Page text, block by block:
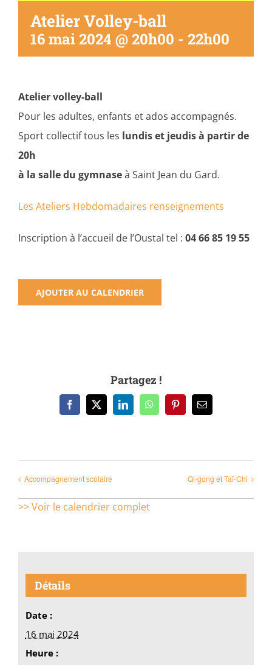
Atelier Volley-ball
16 mai 2024 @ 20h00 - 22h00
Atelier volley-ball
Pour les adultes, enfants et ados accompagnés.
Sport collectif tous les lundis et jeudis à partir de
20h
à la salle du gymnaseà Saint Jean du Gard.
Les Ateliers Hebdomadaires renseignements
Inscription à l’accueil de l’Oustal tel : 04 66 85 19 55
AJOUTER AU CALENDRIER
Partagez !
Facebook
X LinkedInWhatsAppPinterestEmail
Accompagnement scolaire Qi-gong et Taï-Chi
>> Voir le calendrier complet
Détails
Date :
16 mai 2024
Heure :